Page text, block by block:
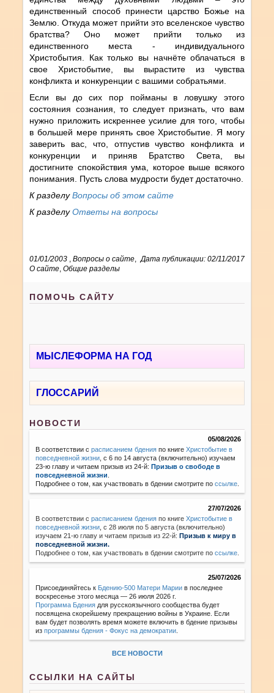
единственный способ принести царство Божье на
Землю. Откуда может прийти это вселенское чувство
братства? Оно может прийти только из
единственного места - индивидуального
Христобытия. Как только вы начнёте облачаться в
свое Христобытие, вы вырастите из чувства
конфликта и конкуренции с вашими собратьями.
Если вы до сих пор пойманы в ловушку этого
состояния сознания, то следует признать, что вам
нужно приложить искреннее усилие для того, чтобы
в большей мере принять свое Христобытие. Я могу
заверить вас, что, отпустив чувство конфликта и
конкуренции и приняв Братство Света, вы
достигните спокойствия ума, которое выше всякого
понимания. Пусть слова мудрости будет достаточно.
К разделуВопросы об этом сайте
К разделуОтветы на вопросы
01/01/2003 Дата публикации: 02/11/2017
,Вопросы о сайте
О сайте ,Общие разделы
ПОМОЧЬ САЙТУ
МЫСЛЕФОРМА НА ГОД
ГЛОССАРИЙ
НОВОСТИ
05/08/2026
В соответствии срасписанием бдения по книгеХристобытие в
повседневной жизни , с 6 по 14 августа (включительно) изучаем
23-ю главу и читаем призыв из 24-й:Призыв о свободе в
повседневной жизни
Подробнее о том, как участвовать в бдении смотрите поссылке
27/07/2026
В соответствии с расписанием бдения по книгеХристобытие в
повседневной жизни с 28 июля по 5 августа (включительно)
изучаем 21-ю главу и читаем призыв из 22-й:Призыв к миру в
повседневной жизни.
Подробнее о том, как участвовать в бдении смотрите поссылке
25/07/2026
Присоединяйтесь к Бдению-500 Матери Марии в последнее
воскресенье этого месяца — 26 июля 2026 г.
Программа Бдения для русскоязычного сообщества будет
посвящена скорейшему прекращению войны в Украине. Если
вам будет позволять время можете включить в бдение призывы
изпрограммы бдения - Фокус на демократии
ВСЕ НОВОСТИ
ССЫЛКИ НА САЙТЫ